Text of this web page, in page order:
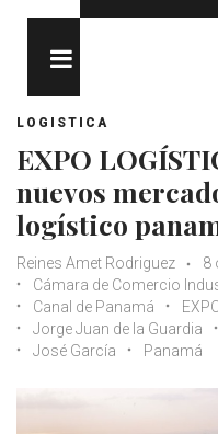
LOGISTICA
EXPO
nuevos
logístico
Reines Amet Rodriguez
8
Cámara de Comercio
Canal de Panamá
Jorge Juan de la Guardia
José García
Panamá